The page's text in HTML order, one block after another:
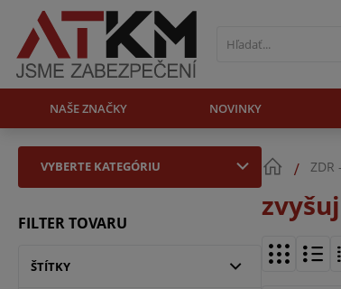
NAŠE ZNAČKY NOVINKY
VYBERTE KATEGÓRIU
FILTER TOVARU
ŠTÍTKY
ZDR